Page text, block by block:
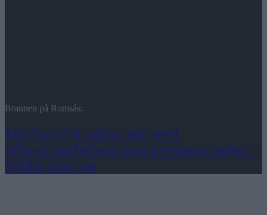
Brannen på Romsås:
Markus (25) vokste opp med
uthuset/eneboligen som nærmeste nabo: –
Veldig trist syn